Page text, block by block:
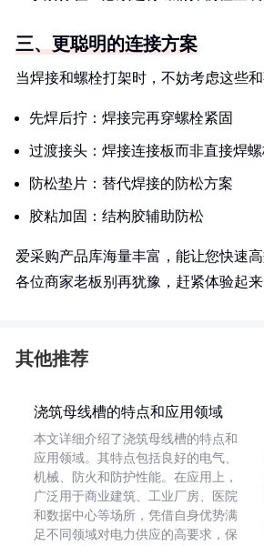
三、更聪明的连接方案
当焊接和螺栓打架时，不妨考虑这些和
先焊后拧：焊接完再穿螺栓紧固
过渡接头：焊接连接板而非直接焊
防松垫片：替代焊接的防松方案
胶粘加固：结构胶辅助防松
爱采购产品库海量丰富，能让您快速
各位商家老板别再犹豫，赶紧体验起来
其他推荐
浇筑母线槽的特点和应用领域
本文详细介绍了浇筑母线槽的特点和
应用领域。其特点包括良好的电气、
机械、防火和防护性能。在应用上，
广泛用于商业建筑、工业厂房、医院
和数据中心等场所，凭借自身优势满
足不同领域对电力供应的高要求，保